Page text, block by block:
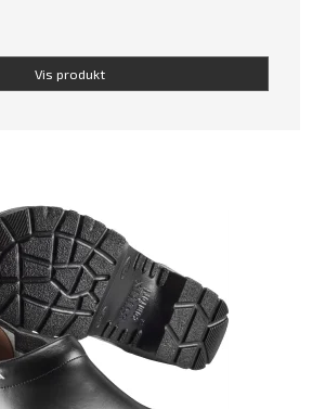
Vis produkt